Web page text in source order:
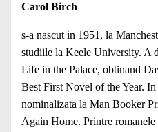
Carol Birch
s-a nascut in 1951, la
studiile la Keele University. A
Life in the Palace, obtinand
Best First Novel of the Year.
nominalizata la Man Booker
Again Home. Printre